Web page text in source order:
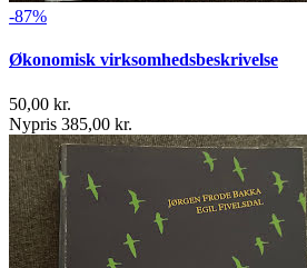
-87%
Økonomisk virksomhedsbeskrivelse
50,00 kr.
Nypris 385,00 kr.